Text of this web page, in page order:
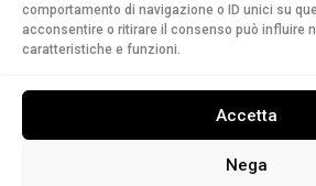
comportamento di navigazione o ID unici su
acconsentire o ritirare il consenso può influire
caratteristiche e funzioni.
Accetta
Nega
CH-6900 Lugano
T. +41 91 960 30 40
GUARDA
LEGGI